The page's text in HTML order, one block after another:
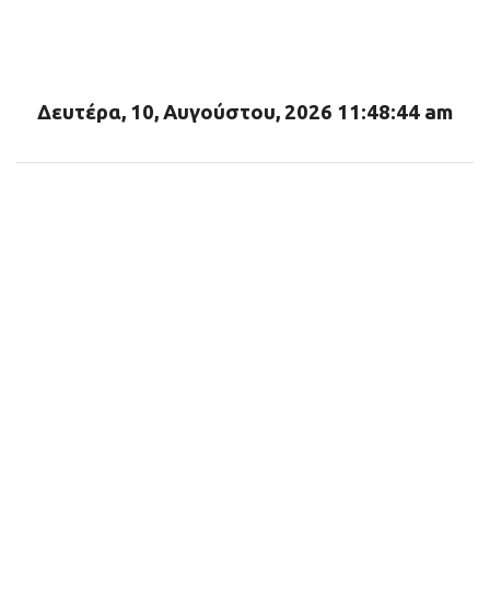
Δευτέρα, 10, Αυγούστου, 2026 11:48:46 am